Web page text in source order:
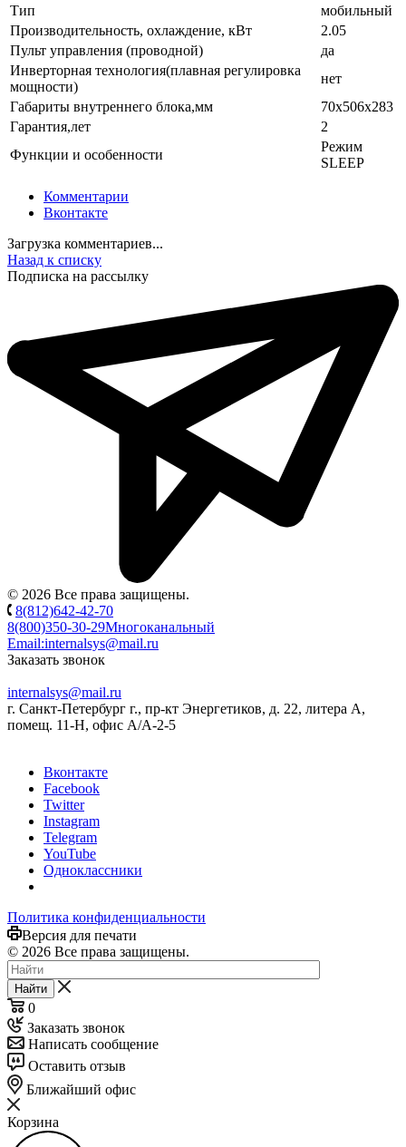
Тип
мобильный
Производительность, охлаждение, кВт
2.05
Пульт управления (проводной)
да
Инверторная технология(плавная регулировка
мощности)
нет
Габариты внутреннего блока,мм
70x506x283
Гарантия,лет
2
Функции и особенности
Режим
SLEEP
Комментарии
Вконтакте
Загрузка комментариев...
Назад к списку
Подписка на рассылку
© 2026 Все права защищены.
8(812)642-42-70
8(800)350-30-29Многоканальный
Email:internalsys@mail.ru
Заказать звонок
internalsys@mail.ru
г. Санкт-Петербург г., пр-кт Энергетиков, д. 22, литера А,
помещ. 11-Н, офис А/А-2-5
Вконтакте
Facebook
Twitter
Instagram
Telegram
YouTube
Одноклассники
Политика конфиденциальности
Версия для печати
© 2026 Все права защищены.
Найти
0
Заказать звонок
Написать сообщение
Оставить отзыв
Ближайший офис
Корзина